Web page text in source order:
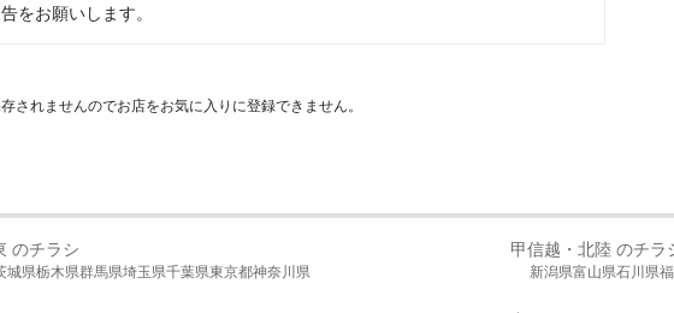
をお願いします。
れませんのでお店をお気に入りに登録できません。
のチラシ
城県栃木県群馬県埼玉県千葉県東京都神奈川県
甲信越・北陸 のチラ
新潟県富山県石川県